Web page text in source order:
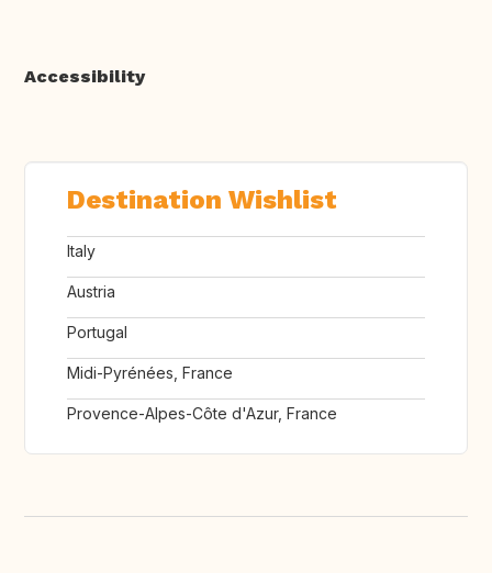
Accessibility
Destination Wishlist
Italy
Austria
Portugal
Midi-Pyrénées, France
Provence-Alpes-Côte d'Azur, France